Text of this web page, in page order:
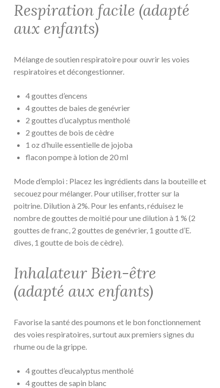
Respiration facile (adapté
aux enfants)
Mélange de soutien respiratoire pour ouvrir les voies
respiratoires et décongestionner.
4 gouttes d’encens
4 gouttes de baies de genévrier
2 gouttes d’ucalyptus mentholé
2 gouttes de bois de cèdre
1 oz d’huile essentielle de jojoba
flacon pompe à lotion de 20 ml
Mode d’emploi : Placez les ingrédients dans la bouteille et
secouez pour mélanger. Pour utiliser, frotter sur la
poitrine. Dilution à 2%. Pour les enfants, réduisez le
nombre de gouttes de moitié pour une dilution à 1 % (2
gouttes de franc, 2 gouttes de genévrier, 1 goutte d’E.
dives, 1 goutte de bois de cèdre).
Inhalateur Bien-être
(adapté aux enfants)
Favorise la santé des poumons et le bon fonctionnement
des voies respiratoires, surtout aux premiers signes du
rhume ou de la grippe.
4 gouttes d’eucalyptus mentholé
4 gouttes de sapin blanc